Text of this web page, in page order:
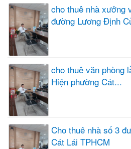
cho thuê nhà xưởng
đường Lương Định
cho thuê văn phòng
Hiện phường Cát...
Cho thuê nhà số 3
Cát Lái TPHCM